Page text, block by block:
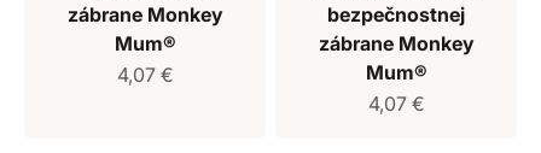
zábrane Monkey
Mum®
Predajná cena
4,07 €
bezpečnostnej
zábrane Monkey
Mum®
Predajná cena
4,07 €